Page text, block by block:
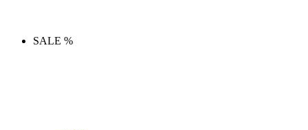
SALE %